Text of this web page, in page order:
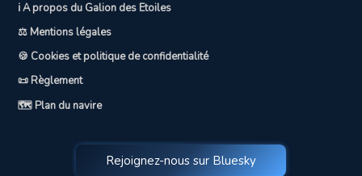
ℹ️ A propos du Galion des Etoiles
⚖️ Mentions légales
🍪 Cookies et politique de confidentialité
📜 Règlement
🗺️ Plan du navire
Rejoignez-nous sur Bluesky